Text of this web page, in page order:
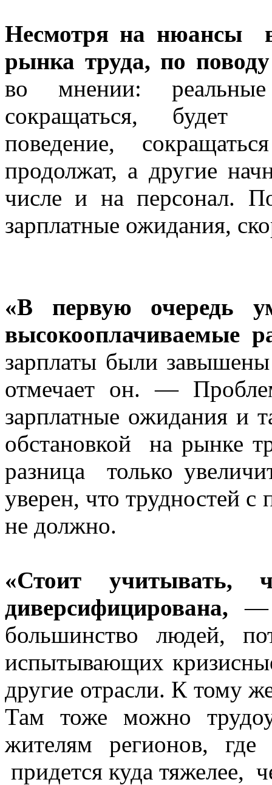
Несмотря на нюансы в
рынка труда, по
во мнении:
сокращаться, будет
поведение,
продолжат, а другие
числе и на персонал.
зарплатные ожидания,
«В первую очередь
высокооплачиваемые
зарплаты были
отмечает он. —
зарплатные ожидания и
обстановкой на рынке
разница только
уверен, что трудностей
не должно.
«Стоит учитывать,
диверсифицирована, —
большинство людей,
испытывающих
другие отрасли. К тому
Там тоже можно
жителям регионов,
придется куда тяжелее,